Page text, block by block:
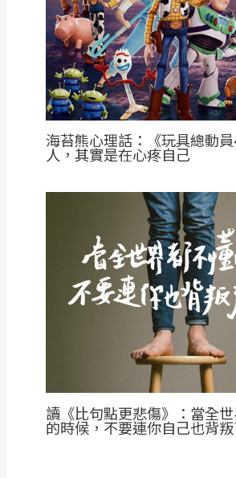
海苔熊心理話：《玩具總動
人，其實是在心疼自己
讀《比句點更悲傷》：當全
的時候，不要連你自己也背